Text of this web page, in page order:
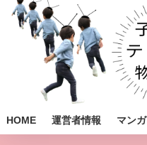
HOME 運営者情報 マンガ